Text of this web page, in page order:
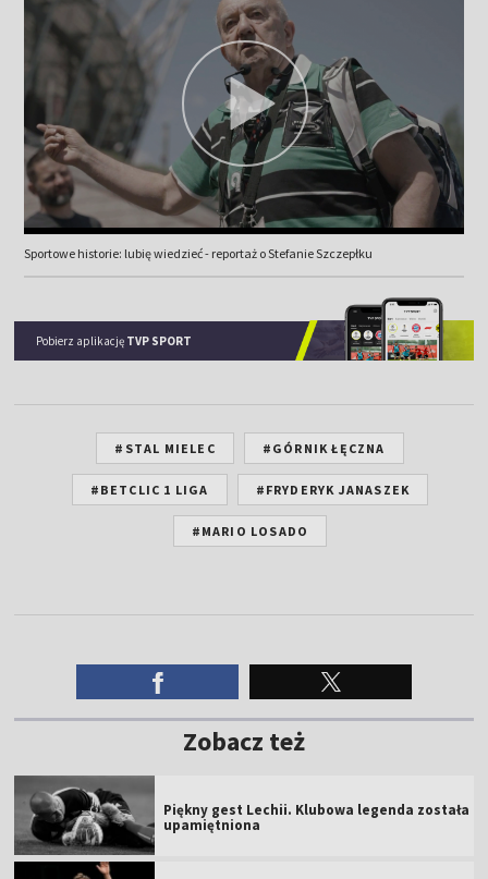
Sportowe historie: lubię wiedzieć - reportaż o Stefanie Szczepłku
Pobierz aplikację TVP SPORT
#STAL MIELEC #GÓRNIK ŁĘCZNA
#BETCLIC 1 LIGA #FRYDERYK JANASZEK
#MARIO LOSADO
Zobacz też
Piękny gest Lechii. Klubowa legenda została
upamiętniona